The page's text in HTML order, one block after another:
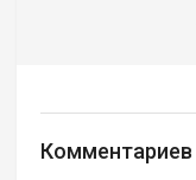
Комментариев